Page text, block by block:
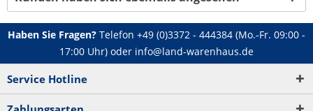
Haben Sie Fragen? Telefon +49 (0)3372 - 444384 (Mo.-Fr. 09:00 -
17:00 Uhr) oder info@land-warenhaus.de
Service Hotline